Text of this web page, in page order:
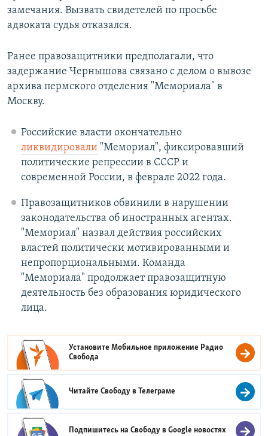
замечания. Вызвать свидетелей по просьбе
адвоката судья отказался.
Ранее правозащитники предполагали, что
задержание Чернышова связано с делом о вывозе
архива пермского отделения "Мемориала" в
Москву.
Российские власти окончательно
ликвидировали"Мемориал", фиксировавший
политические репрессии в СССР и
современной России, в феврале 2022 года.
Правозащитников обвинили в нарушении
законодательства об иностранных агентах.
"Мемориал" назвал действия российских
властей политически мотивированными и
непропорциональными. Команда
"Мемориала" продолжает правозащитную
деятельность без образования юридического
лица.
Установите Мобильное приложение Радио
Свобода
Читайте Свободу вТелеграме
Подпишитесь на Свободу вGoogle новостях